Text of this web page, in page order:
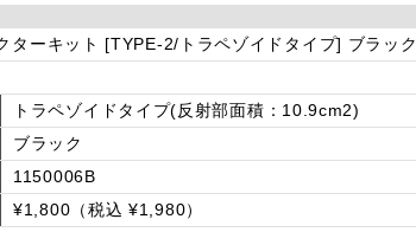
ターキット [TYPE-2/トラペゾイドタイプ] ブラック
トラペゾイドタイプ(反射部面積：10.9cm2)
ブラック
1150006B
¥1,800（税込 ¥1,980）